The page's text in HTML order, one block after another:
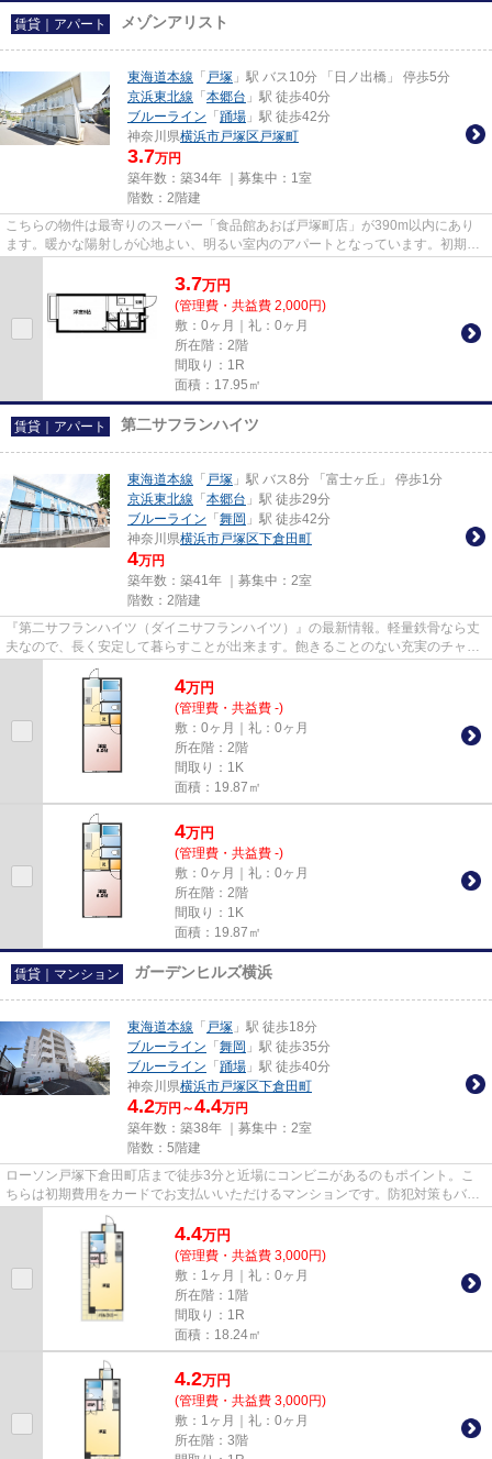
賃貸｜アパート メゾンアリスト
東海道本線 「 戸塚 」駅 バス10分 「日ノ出橋」 停歩5分
京浜東北線 「 本郷台 」駅 徒歩40分
ブルーライン 「 踊場 」駅 徒歩42分
神奈川県横浜市戸塚区 戸塚町
3.7万円
築年数：築34年 ｜募集中： 1室
階数：2階建
こちらの物件は最寄りのスーパー「食品館あおば戸塚町店」が390m以内にあり
ます。暖かな陽射しが心地よい、明るい室内のアパートとなっています。初期費
3.7万円
(管理費・共益費 2,000円)
敷：0ヶ月｜礼：0ヶ月
所在階：2階
間取り：1R
面積：17.95㎡
賃貸｜アパート 第二サフランハイツ
東海道本線 「 戸塚 」駅 バス8分 「富士ヶ丘」 停歩1分
京浜東北線 「 本郷台 」駅 徒歩29分
ブルーライン 「 舞岡 」駅 徒歩42分
神奈川県横浜市戸塚区下倉田町
4万円
築年数：築41年 ｜募集中： 2室
階数：2階建
『第二サフランハイツ（ダイニサフランハイツ）』の最新情報。軽量鉄骨なら丈
夫なので、長く安定して暮らすことが出来ます。飽きることのない充実のチャン
ネル数が魅力のCATV対応物件...
4万円
(管理費・共益費 -)
敷：0ヶ月｜礼：0ヶ月
所在階：2階
間取り：1K
面積：19.87㎡
4万円
(管理費・共益費 -)
敷：0ヶ月｜礼：0ヶ月
所在階：2階
間取り：1K
面積：19.87㎡
賃貸｜マンション ガーデンヒルズ横浜
東海道本線 「 戸塚 」駅 徒歩18分
ブルーライン 「 舞岡 」駅 徒歩35分
ブルーライン 「 踊場 」駅 徒歩40分
神奈川県横浜市戸塚区下倉田町
4.2万円～4.4万円
築年数：築38年 ｜募集中： 2室
階数：5階建
ローソン戸塚下倉田町店まで徒歩3分と近場にコンビニがあるのもポイント。こ
ちらは初期費用をカードでお支払いいただけるマンションです。防犯対策もバッ
チリなマンションタイプの物件...
4.4万円
(管理費・共益費 3,000円)
敷：1ヶ月｜礼：0ヶ月
所在階：1階
間取り：1R
面積：18.24㎡
4.2万円
(管理費・共益費 3,000円)
敷：1ヶ月｜礼：0ヶ月
所在階：3階